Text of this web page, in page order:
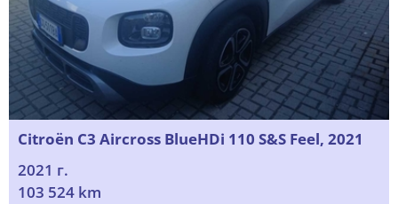
Citroën C3 Aircross BlueHDi 110 S&S Feel, 2021
2021 г.
103 524 km